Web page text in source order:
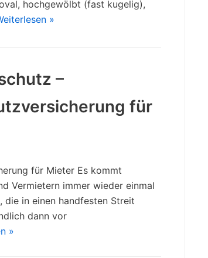
hochgewölbt (fast kugelig),
»
–
für
für Mieter Es kommt
Vermietern immer wieder einmal
die in einen handfesten Streit
dann vor
»